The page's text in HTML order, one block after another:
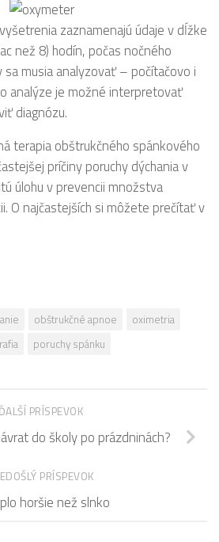
zaznamenajú údaje v dĺžke
než 8) hodín, počas nočného
sa musia analyzovať – počítačovo i
analýze je možné interpretovať
diagnózu.
terapia obštrukčného spánkového
príčiny poruchy dýchania v
úlohu v prevencii množstva
O najčastejších si môžete prečítať v
obštrukčné apnoe
oximetria
poruchy spánku
ĎALŠÍ PRÍSPEVOK
do školy po prázdninách?
PRÍSPEVOK
horšie než slnko